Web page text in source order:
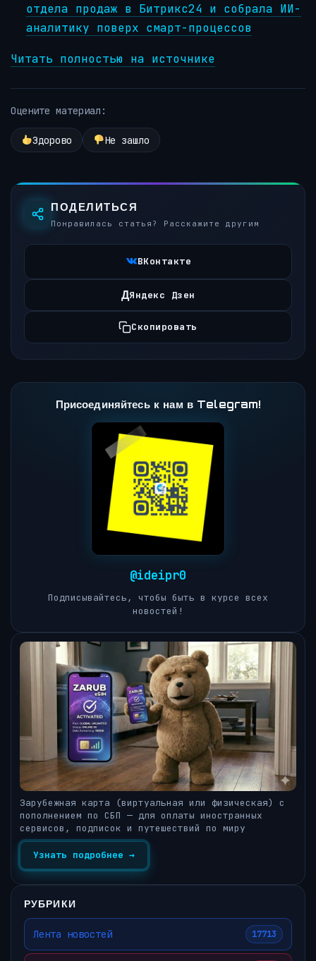
отдела продаж в Битрикс24 и собрала ИИ-
аналитику поверх смарт-процессов
Читать полностью на источнике
Оцените материал:
Здорово Не зашло
ПОДЕЛИТЬСЯ
Понравилась статья? Расскажите другим
ВКонтакте
ДЯндекс Дзен
Скопировать
Присоединяйтесь к нам в Telegram!
@ideipr0
Подписывайтесь, чтобы быть в курсе всех
новостей!
Зарубежная карта (виртуальная или физическая) с
пополнением по СБП — для оплаты иностранных
сервисов, подписок и путешествий по миру
Узнать подробнее →
РУБРИКИ
Лента новостей 17713